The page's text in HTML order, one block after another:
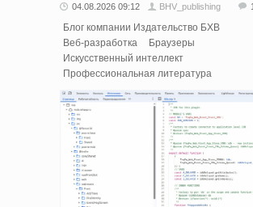
04.08.2026 09:12 BHV_publishing 1
Блог компании Издательство БХВ
Веб-разработка
Браузеры
Искусственный интеллект
Профессиональная литература